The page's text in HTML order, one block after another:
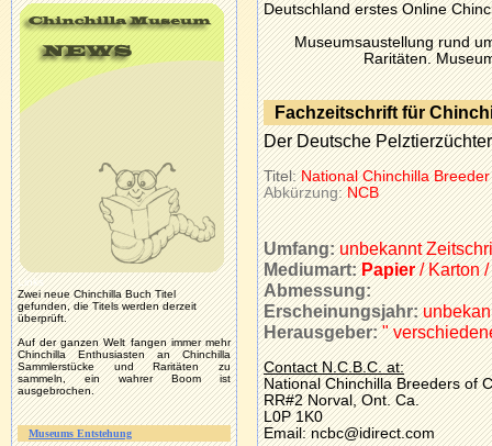
Links
Zwei neue Chinchilla Buch Titel
gefunden, die Titels werden derzeit
überprüft.
Auf der ganzen Welt fangen immer mehr
Chinchilla Enthusiasten an Chinchilla
Sammlerstücke und Raritäten zu
sammeln, ein wahrer Boom ist
ausgebrochen.
Museums Entstehung
Deutschland erstes Online
Museumsaustellung rund
Raritäten.
Fachzeitschrift für
Der Deutsche
Titel:National Chinchilla Breeder
Abkürzung:NCB
Umfang: unbekannt
Mediumart: Papier/ Karton /
Abmessung:
Erscheinungsjahr:
Herausgeber:"
Contact N.C.B.C. at:
National Chinchilla Breeders of
RR#2 Norval, Ont. Ca.
L0P 1K0
Email: ncbc@idirect.com